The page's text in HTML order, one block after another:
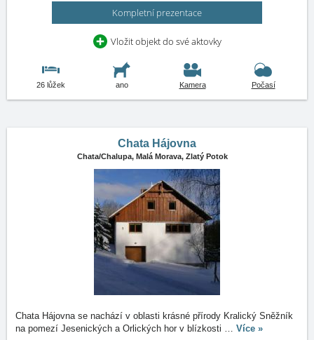
Kompletní prezentace
Vložit objekt do své aktovky
26 lůžek ano Kamera Počasí
Chata Hájovna
Chata/Chalupa, Malá Morava, Zlatý Potok
Chata Hájovna se nachází v oblasti krásné přírody Kralický Sněžník
na pomezí Jesenických a Orlických hor v blízkosti … Více »